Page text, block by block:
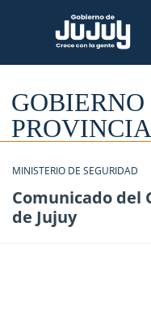
MINISTERIO DE SEGURIDAD
Comunicado del
de Jujuy